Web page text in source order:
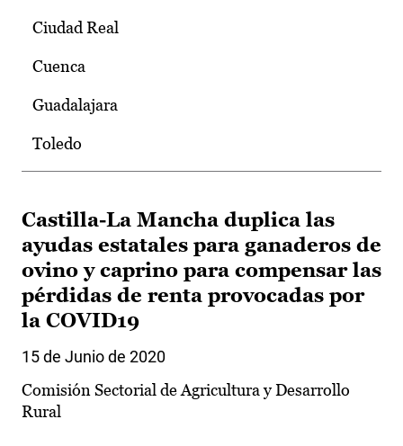
Ciudad Real
Cuenca
Guadalajara
Toledo
Castilla-La Mancha duplica las
ayudas estatales para ganaderos de
ovino y caprino para compensar las
pérdidas de renta provocadas por
la COVID19
15 de Junio de 2020
Comisión Sectorial de Agricultura y Desarrollo
Rural